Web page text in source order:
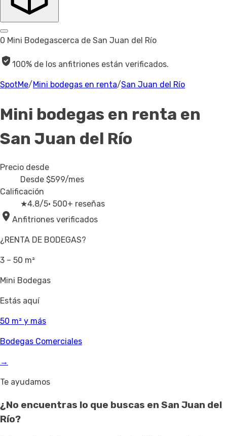
0 Mini Bodegascerca de San Juan del Río
100% de los anfitriones están verificados.
SpotMe/ Mini bodegas en renta/San Juan del Río
Mini bodegas en renta en
San Juan del Río
Precio desde
Desde $599/mes
Calificación
★4.8/5· 500+ reseñas
Anfitriones verificados
¿RENTA DE BODEGAS?
3 – 50 m²
Mini Bodegas
Estás aquí
50 m² y más
Bodegas Comerciales
→
Te ayudamos
¿No encuentras lo que buscas en San Juan del
Río?